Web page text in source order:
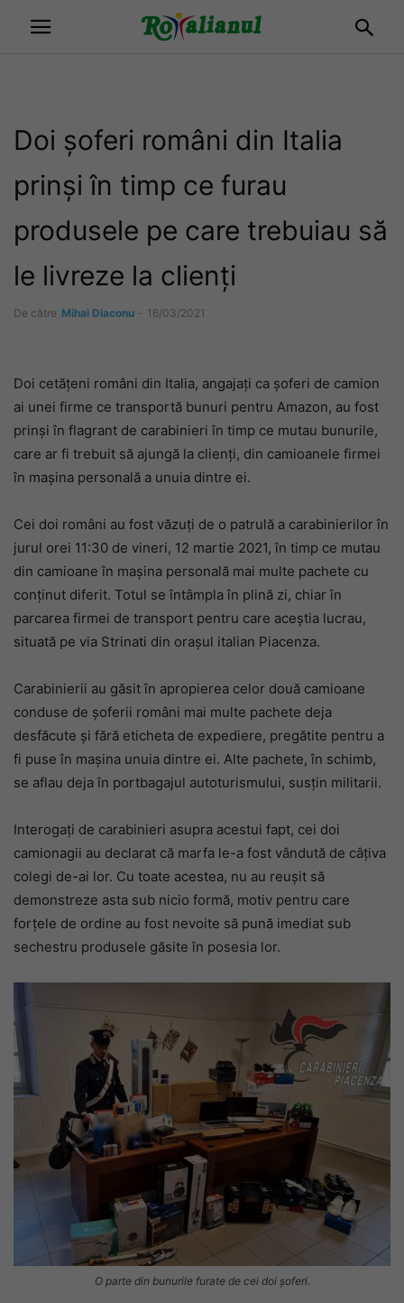
Doi șoferi români din Italia
prinși în timp ce furau
produsele pe care trebuiau să
le livreze la clienți
De către Mihai Diaconu - 16/03/2021
Doi cetățeni români din Italia, angajați ca șoferi de camion
ai unei firme ce transportă bunuri pentru Amazon, au fost
prinși în flagrant de carabinieri în timp ce mutau bunurile,
care ar fi trebuit să ajungă la clienți, din camioanele firmei
în mașina personală a unuia dintre ei.
Cei doi români au fost văzuți de o patrulă a carabinierilor în
jurul orei 11:30 de vineri, 12 martie 2021, în timp ce mutau
din camioane în mașina personală mai multe pachete cu
conținut diferit. Totul se întâmpla în plină zi, chiar în
parcarea firmei de transport pentru care aceștia lucrau,
situată pe via Strinati din orașul italian Piacenza.
Carabinierii au găsit în apropierea celor două camioane
conduse de șoferii români mai multe pachete deja
desfăcute și fără eticheta de expediere, pregătite pentru a
fi puse în mașina unuia dintre ei. Alte pachete, în schimb,
se aflau deja în portbagajul autoturismului, susțin militarii.
Interogați de carabinieri asupra acestui fapt, cei doi
camionagii au declarat că marfa le-a fost vândută de câțiva
colegi de-ai lor. Cu toate acestea, nu au reușit să
demonstreze asta sub nicio formă, motiv pentru care
forțele de ordine au fost nevoite să pună imediat sub
sechestru produsele găsite în posesia lor.
O parte din bunurile furate de cei doi șoferi.